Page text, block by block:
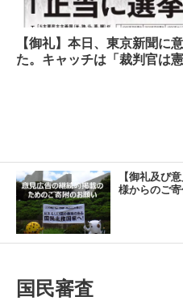
2020-08-12
【（１人
ました！】
2020-08-09
【募金の
2019-09-09
１人１票
【御礼】本日、東京新聞に
た。キャッチは「裁判官は
【御礼及び
様からのご
国民審査